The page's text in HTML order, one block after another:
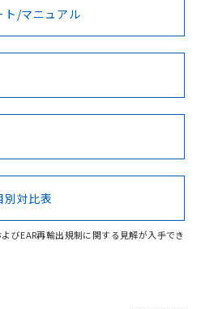
例
Cd Cr(VI)
可能性があります。
ト/マニュアル
別対比表
びEAR再輸出規制に関する見解が入手でき